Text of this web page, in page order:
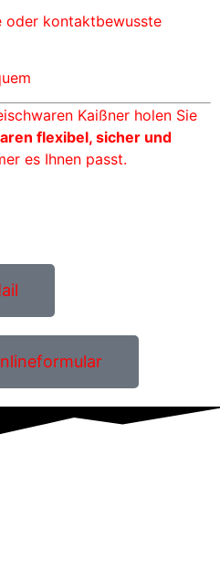
oder kontaktbewusste
Kaißner holen Sie
flexibel, sicher und
es Ihnen passt.